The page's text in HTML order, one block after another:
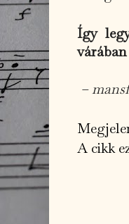
Így
–
A cikk